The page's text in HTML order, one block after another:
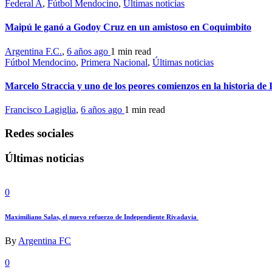
Federal A, Fútbol Mendocino, Últimas noticias
Maipú le ganó a Godoy Cruz en un amistoso en Coquimbito
Argentina F.C., 6 años ago 1 min read
Fútbol Mendocino, Primera Nacional, Últimas noticias
Marcelo Straccia y uno de los peores comienzos en la historia
Francisco Lagiglia, 6 años ago 1 min read
Redes sociales
Últimas noticias
0
Maximiliano Salas, el nuevo refuerzo de Independiente Rivadavia
By Argentina FC
0